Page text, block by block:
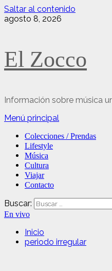
Saltar al contenido
agosto 8, 2026
El Zocco
Información sobre música
Menú principal
Colecciones / Prendas
Lifestyle
Música
Cultura
Viajar
Contacto
Buscar:
En vivo
Inicio
periodo irregular